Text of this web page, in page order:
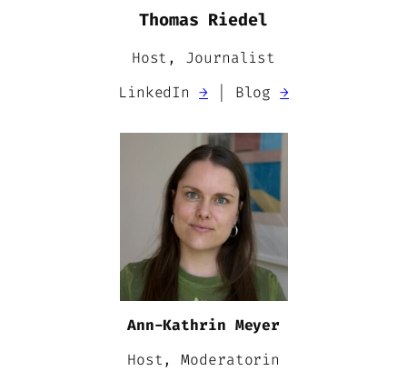
Thomas Riedel
Host, Journalist
LinkedIn→ | Blog→
Ann-Kathrin Meyer
Host, Moderatorin